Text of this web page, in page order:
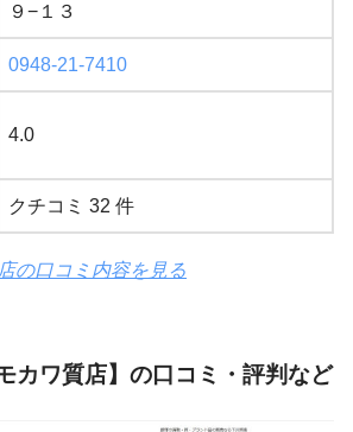
９−１３
0948-21-7410
4.0
クチコミ 32 件
の口コミ内容を見る
カワ質店】の口コミ・評判など